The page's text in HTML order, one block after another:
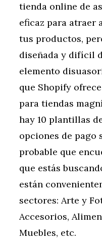
tienda online de
eficaz para atraer
tus productos,
diseñada y difícil
elemento
que Shopify
para tiendas
hay 10 plantillas
opciones de pago
probable que
que estás
están
sectores: Arte y
Accesorios,
Muebles, etc.